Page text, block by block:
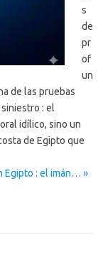
s
de
pr
of
un
de las pruebas
: el
idílico, sino un
de Egipto que
Egipto : el imán… »